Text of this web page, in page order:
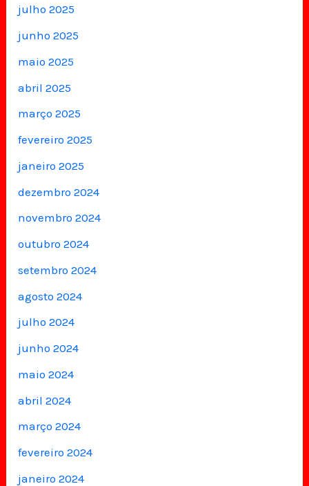
julho 2025
junho 2025
maio 2025
abril 2025
março 2025
fevereiro 2025
janeiro 2025
dezembro 2024
novembro 2024
outubro 2024
setembro 2024
agosto 2024
julho 2024
junho 2024
maio 2024
abril 2024
março 2024
fevereiro 2024
janeiro 2024